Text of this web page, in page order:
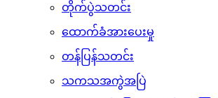
တိုက်ပွဲသတင်း
ထောက်ခံအားပေးမှု
တန်ပြန်သတင်း
သကသအကွဲအပြဲ